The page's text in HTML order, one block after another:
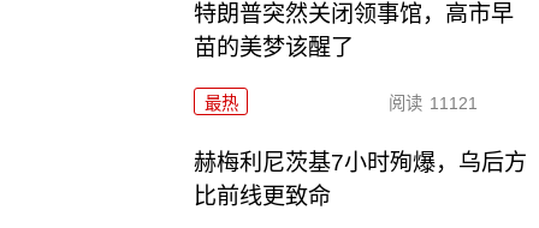
特朗普突然关闭领事馆，高市早
苗的美梦该醒了
最热 阅读 11121
赫梅利尼茨基7小时殉爆，乌后方
比前线更致命